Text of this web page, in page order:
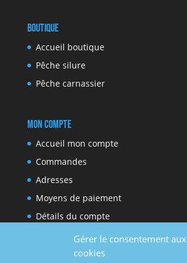
Gérer le consentement aux
cookies
Boutique
Accueil boutique
Pêche silure
Pêche carnassier
Mon compte
Accueil mon compte
Commandes
Adresses
Moyens de paiement
Détails du compte
Réseaux sociaux